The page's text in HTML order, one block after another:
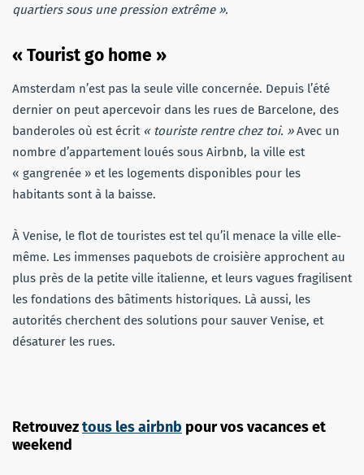
quartiers sous une pression extrême ».
« Tourist go home »
Amsterdam n’est pas la seule ville concernée. Depuis l’été
dernier on peut apercevoir dans les rues de Barcelone, des
banderoles où est écrit « touriste rentre chez toi. »Avec un
nombre d’appartement loués sous Airbnb, la ville est
« gangrenée » et les logements disponibles pour les
habitants sont à la baisse.
À Venise, le flot de touristes est tel qu’il menace la ville elle-
même. Les immenses paquebots de croisière approchent au
plus près de la petite ville italienne, et leurs vagues fragilisent
les fondations des bâtiments historiques. Là aussi, les
autorités cherchent des solutions pour sauver Venise, et
désaturer les rues.
Retrouveztous les airbnb pour vos vacances et
weekend